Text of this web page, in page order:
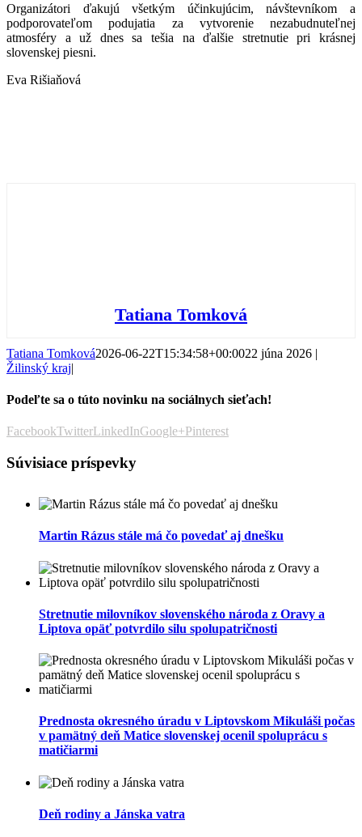
Organizátori ďakujú všetkým účinkujúcim, návštevníkom a
podporovateľom podujatia za vytvorenie nezabudnuteľnej
atmosféry a už dnes sa tešia na ďalšie stretnutie pri krásnej
slovenskej piesni.
Eva Rišiaňová
Tatiana Tomková
Tatiana Tomková2026-06-22T15:34:58+00:0022 júna 2026 |
Žilinský kraj|
Podeľte sa o túto novinku na sociálnych sieťach!
FacebookTwitterLinkedInGoogle+Pinterest
Súvisiace príspevky
Martin Rázus stále má čo povedať aj dnešku
Stretnutie milovníkov slovenského národa z Oravy a
Liptova opäť potvrdilo silu spolupatričnosti
Prednosta okresného úradu v Liptovskom Mikuláši počas
v pamätný deň Matice slovenskej ocenil spoluprácu s
matičiarmi
Deň rodiny a Jánska vatra